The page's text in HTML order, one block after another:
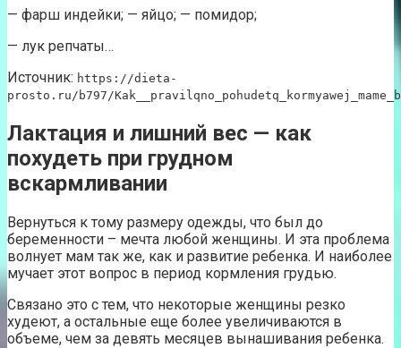
— фарш индейки; — яйцо; — помидор;
— лук репчаты…
Источник: https://dieta-
prosto.ru/b797/
Лактация и лишний вес — как
похудеть при грудном
вскармливании
Вернуться к тому размеру одежды, что был до
беременности – мечта любой женщины. И эта проблема
волнует мам так же, как и развитие ребенка. И наиболее
мучает этот вопрос в период кормления грудью.
Связано это с тем, что некоторые женщины резко
худеют, а остальные еще более увеличиваются в
объеме, чем за девять месяцев вынашивания ребенка.